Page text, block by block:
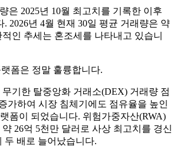
은 2025년 10월 최고치를 기록한 이후
2026년 4월 현재 30일 평균 거래량은 약
인 추세는 혼조세를 나타내고 있습니
폼은 정말 훌륭합니다.
기한 탈중앙화 거래소(DEX) 거래량 점
가하여 시장 침체기에도 점유율을 높인
폼이 되었습니다. 위험가중자산(RWA)
26억 5천만 달러로 사상 최고치를 경신
두 배로 늘어났습니다.